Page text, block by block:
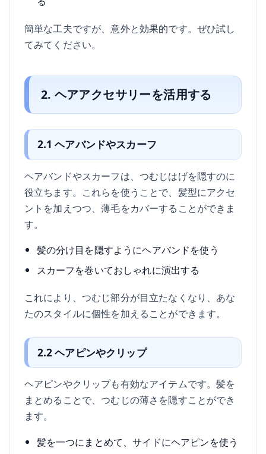
簡単な工夫ですが、意外と効果的です。ぜひ試し
てみてください。
2. ヘアアクセサリーを活用する
2.1 ヘアバンドやスカーフ
ヘアバンドやスカーフは、つむじはげを隠すのに
役立ちます。これらを使うことで、髪型にアクセ
ントを加えつつ、薄毛をカバーすることができま
す。
髪の分け目を隠すようにヘアバンドを使う
スカーフを巻いておしゃれに演出する
これにより、つむじ部分が目立たなくなり、あな
たのスタイルに個性を加えることができます。
2.2 ヘアピンやクリップ
ヘアピンやクリップも有効なアイテムです。髪を
まとめることで、つむじの薄さを隠すことができ
ます。
髪を一つにまとめて、サイドにヘアピンを使う